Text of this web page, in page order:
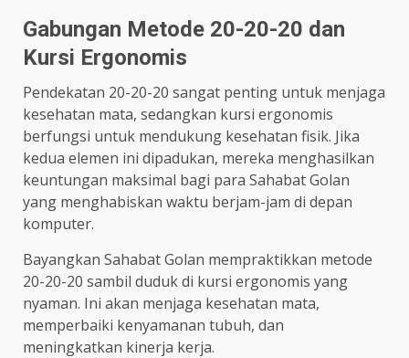
Gabungan Metode 20-20-20 dan
Kursi Ergonomis
Pendekatan 20-20-20 sangat penting untuk menjaga
kesehatan mata, sedangkan kursi ergonomis
berfungsi untuk mendukung kesehatan fisik. Jika
kedua elemen ini dipadukan, mereka menghasilkan
keuntungan maksimal bagi para Sahabat Golan
yang menghabiskan waktu berjam-jam di depan
komputer.
Bayangkan Sahabat Golan mempraktikkan metode
20-20-20 sambil duduk di kursi ergonomis yang
nyaman. Ini akan menjaga kesehatan mata,
memperbaiki kenyamanan tubuh, dan
meningkatkan kinerja kerja.